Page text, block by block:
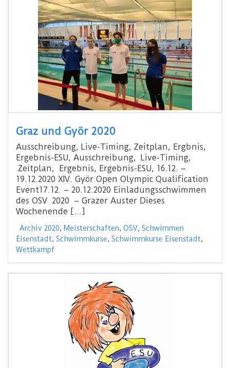
Graz und Györ 2020
Ausschreibung, Live-Timing, Zeitplan, Ergbnis,
Ergebnis-ESU, Ausschreibung, Live-Timing,
Zeitplan, Ergebnis, Ergebnis-ESU, 16.12. –
19.12.2020 XIV. Györ Open Olympic Qualification
Event17.12. – 20.12.2020 Einladungsschwimmen
des OSV 2020 – Grazer Auster Dieses
Wochenende […]
Archiv 2020, Meisterschaften, OSV, Schwimmen
Eisenstadt, Schwimmkurse, Schwimmkurse Eisenstadt,
Wettkampf